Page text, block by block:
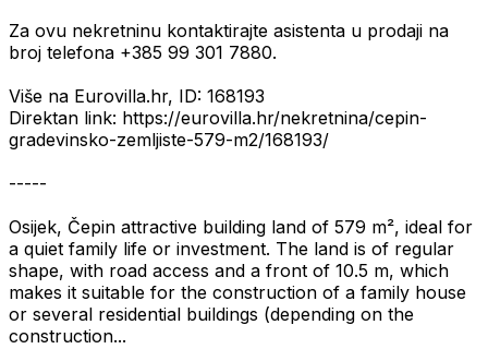
Za ovu nekretninu kontaktirajte asistenta u prodaji na
broj telefona +385 99 301 7880.
Više na Eurovilla.hr, ID: 168193
Direktan link: https://eurovilla.hr/nekretnina/cepin-
gradevinsko-zemljiste-579-m2/168193/
-----
Osijek, Čepin attractive building land of 579 m², ideal for
a quiet family life or investment. The land is of regular
shape, with road access and a front of 10.5 m, which
makes it suitable for the construction of a family house
or several residential buildings (depending on the
construction...